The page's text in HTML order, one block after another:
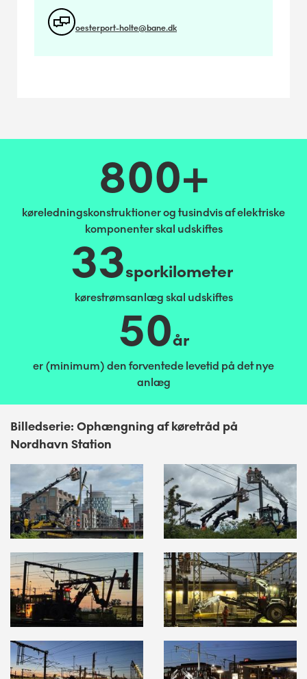
oesterport-holte@bane.dk
800+
køreledningskonstruktioner og tusindvis af elektriske
komponenter skal udskiftes
33sporkilometer
kørestrømsanlæg skal udskiftes
50år
er (minimum) den forventede levetid på det nye
anlæg
Billedserie: Ophængning af køretråd på
Nordhavn Station